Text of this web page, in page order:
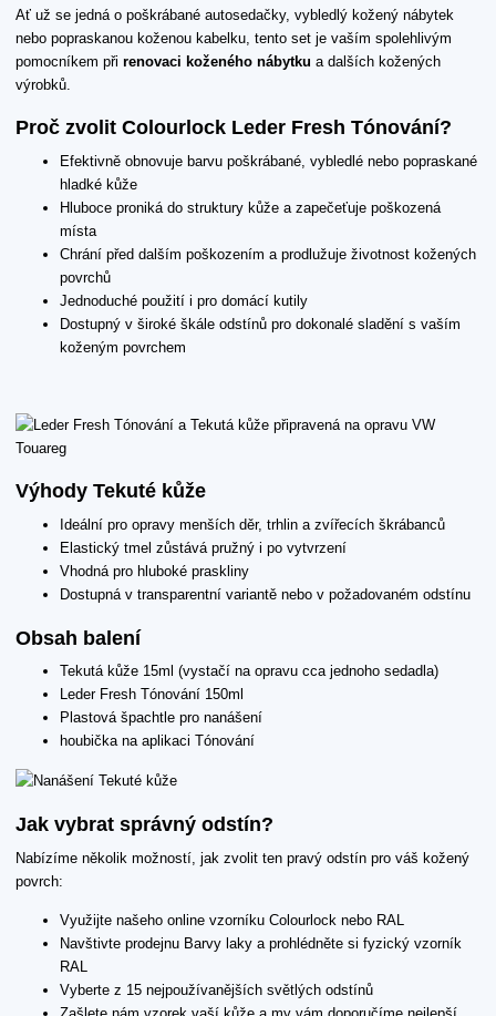
Ať už se jedná o poškrábané autosedačky, vybledlý kožený nábytek
nebo popraskanou koženou kabelku, tento set je vaším spolehlivým
pomocníkem při renovaci koženého nábytku a dalších kožených
výrobků.
Proč zvolit Colourlock Leder Fresh Tónování?
Efektivně obnovuje barvu poškrábané, vybledlé nebo popraskané
hladké kůže
Hluboce proniká do struktury kůže a zapečeťuje poškozená
místa
Chrání před dalším poškozením a prodlužuje životnost kožených
povrchů
Jednoduché použití i pro domácí kutily
Dostupný v široké škále odstínů pro dokonalé sladění s vaším
koženým povrchem
Výhody Tekuté kůže
Ideální pro opravy menších děr, trhlin a zvířecích škrábanců
Elastický tmel zůstává pružný i po vytvrzení
Vhodná pro hluboké praskliny
Dostupná v transparentní variantě nebo v požadovaném odstínu
Obsah balení
Tekutá kůže 15ml (vystačí na opravu cca jednoho sedadla)
Leder Fresh Tónování 150ml
Plastová špachtle pro nanášení
houbička na aplikaci Tónování
Jak vybrat správný odstín?
Nabízíme několik možností, jak zvolit ten pravý odstín pro váš kožený
povrch:
Využijte našeho online vzorníku Colourlock nebo RAL
Navštivte prodejnu Barvy laky a prohlédněte si fyzický vzorník
RAL
Vyberte z 15 nejpoužívanějších světlých odstínů